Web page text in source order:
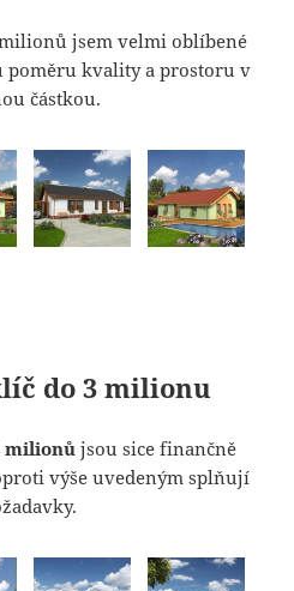
jsem velmi oblíbené
poměru kvality a prostoru v
částkou.
do 3 milionu
milionů jsou sice finančně
výše uvedeným splňují